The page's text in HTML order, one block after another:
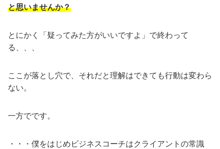
と思いませんか？
とにかく「疑ってみた方がいいですよ」で終わって
る、、、
ここが落とし穴で、それだと理解はできても行動は変わら
ない。
一方でです。
・・・僕をはじめビジネスコーチはクライアントの常識